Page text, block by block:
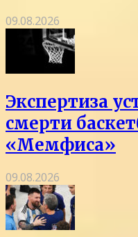
09.08.2026
Экспертиза
смерти
«Мемфиса»
09.08.2026